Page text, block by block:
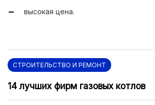
высокая цена.
СТРОИТЕЛЬСТВО И РЕМОНТ
14 лучших фирм газовых котлов